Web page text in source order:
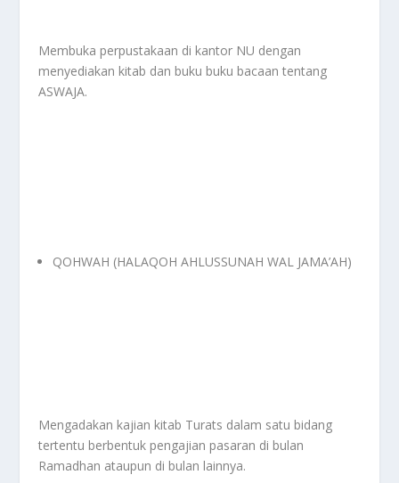
Membuka perpustakaan di kantor NU dengan
menyediakan kitab dan buku buku bacaan tentang
ASWAJA.
QOHWAH (HALAQOH AHLUSSUNAH WAL JAMA’AH)
Mengadakan kajian kitab Turats dalam satu bidang
tertentu berbentuk pengajian pasaran di bulan
Ramadhan ataupun di bulan lainnya.